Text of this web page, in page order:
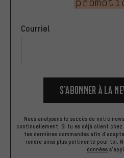
Courriel
S’abonner à la
Nous analysons le succès de notre
continuellement. Si tu es déjà client chez
tes dernières commandes afin
rendre ainsi plus pertinente pour toi.
données